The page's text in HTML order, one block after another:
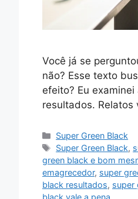
Você já se
não? Esse texto
efeito? Eu
resultados.
Categorias
Super Green Black
Tags
Super Green Black,
green black e bom
emagrecedor, super
black resultados, super
black vale a pena